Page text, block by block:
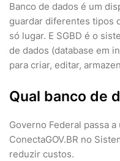
Banco de dados é um
guardar diferentes tipos
só lugar. E SGBD é o
de dados (database em
para criar, editar,
Qual banco de
Governo Federal passa
ConectaGOV.BR no
reduzir custos.